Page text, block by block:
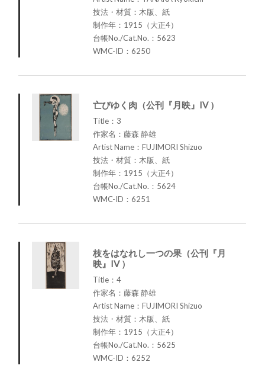
技法・材質：木版、紙
制作年：1915（大正4）
台帳No./Cat.No.：5623
WMC-ID：6250
亡びゆく肉（公刊『月映』IV ）
Title：3
作家名：藤森 静雄
Artist Name：FUJIMORI Shizuo
技法・材質：木版、紙
制作年：1915（大正4）
台帳No./Cat.No.：5624
WMC-ID：6251
枝をはなれし一つの果（公刊『月
映』IV ）
Title：4
作家名：藤森 静雄
Artist Name：FUJIMORI Shizuo
技法・材質：木版、紙
制作年：1915（大正4）
台帳No./Cat.No.：5625
WMC-ID：6252